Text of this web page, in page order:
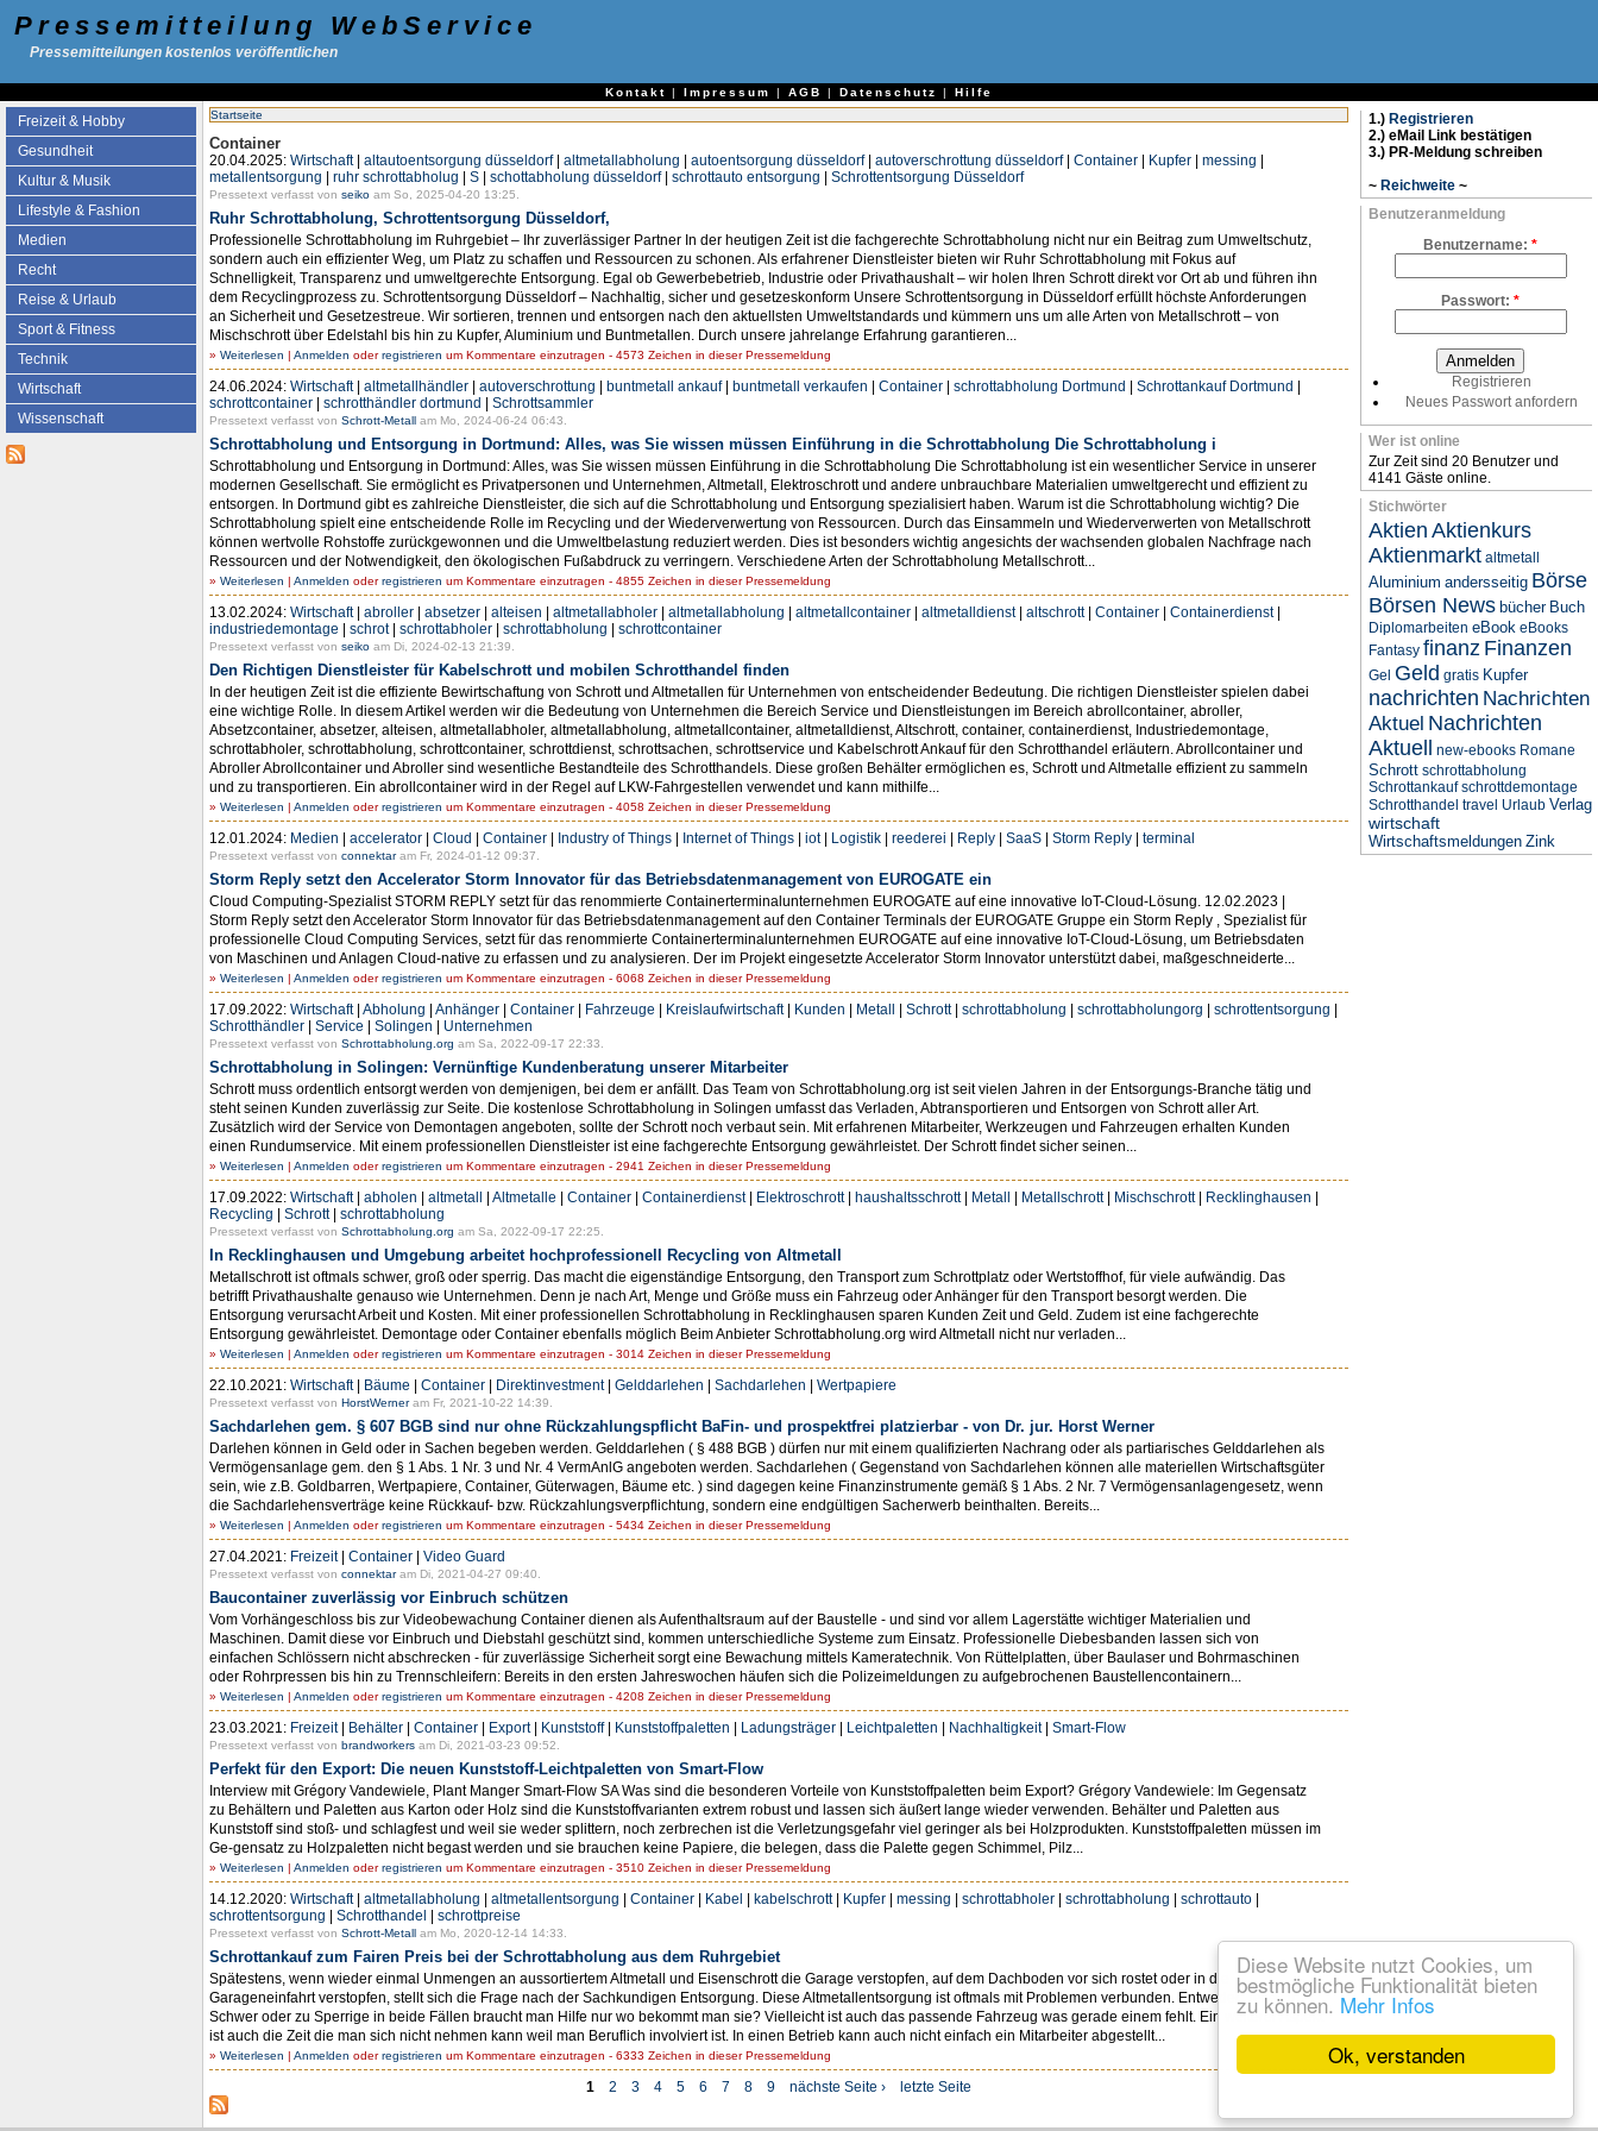
Ok, verstanden
Diese Website nutzt Cookies, um
bestmögliche Funktionalität bieten
zu können. Mehr Infos
Pressemitteilung WebService
Pressemitteilungen kostenlos veröffentlichen
Kontakt | Impressum | AGB | Datenschutz | Hilfe
Freizeit & Hobby
Gesundheit
Kultur & Musik
Lifestyle & Fashion
Medien
Recht
Reise & Urlaub
Sport & Fitness
Technik
Wirtschaft
Wissenschaft
Startseite
Container
20.04.2025: Wirtschaft| altautoentsorgung düsseldorf| altmetallabholung | autoentsorgung düsseldorf| autoverschrottung düsseldorf| Container | Kupfer | messing |
metallentsorgung | ruhr schrottabholug | S | schottabholung düsseldorf| schrottauto entsorgung | Schrottentsorgung Düsseldorf
Pressetext verfasst von seiko am So, 2025-04-20 13:25.
Ruhr Schrottabholung, Schrottentsorgung Düsseldorf,
Professionelle Schrottabholung im Ruhrgebiet – Ihr zuverlässiger Partner In der heutigen Zeit ist die fachgerechte Schrottabholung nicht nur ein Beitrag zum Umweltschutz,
sondern auch ein effizienter Weg, um Platz zu schaffen und Ressourcen zu schonen. Als erfahrener Dienstleister bieten wir Ruhr Schrottabholung mit Fokus auf
Schnelligkeit, Transparenz und umweltgerechte Entsorgung. Egal ob Gewerbebetrieb, Industrie oder Privathaushalt – wir holen Ihren Schrott direkt vor Ort ab und führen ihn
dem Recyclingprozess zu. Schrottentsorgung Düsseldorf – Nachhaltig, sicher und gesetzeskonform Unsere Schrottentsorgung in Düsseldorf erfüllt höchste Anforderungen
an Sicherheit und Gesetzestreue. Wir sortieren, trennen und entsorgen nach den aktuellsten Umweltstandards und kümmern uns um alle Arten von Metallschrott – von
Mischschrott über Edelstahl bis hin zu Kupfer, Aluminium und Buntmetallen. Durch unsere jahrelange Erfahrung garantieren...
» Weiterlesen | Anmelden oderregistrieren um Kommentare einzutragen - 4573 Zeichen in dieser Pressemeldung
24.06.2024: Wirtschaft| altmetallhändler | autoverschrottung | buntmetall ankauf| buntmetall verkaufen | Container | schrottabholung Dortmund | Schrottankauf Dortmund |
schrottcontainer | schrotthändler dortmund | Schrottsammler
Pressetext verfasst von Schrott-Metall am Mo, 2024-06-24 06:43.
Schrottabholung und Entsorgung in Dortmund: Alles, was Sie wissen müssen Einführung in die Schrottabholung Die Schrottabholung i
Schrottabholung und Entsorgung in Dortmund: Alles, was Sie wissen müssen Einführung in die Schrottabholung Die Schrottabholung ist ein wesentlicher Service in unserer
modernen Gesellschaft. Sie ermöglicht es Privatpersonen und Unternehmen, Altmetall, Elektroschrott und andere unbrauchbare Materialien umweltgerecht und effizient zu
entsorgen. In Dortmund gibt es zahlreiche Dienstleister, die sich auf die Schrottabholung und Entsorgung spezialisiert haben. Warum ist die Schrottabholung wichtig? Die
Schrottabholung spielt eine entscheidende Rolle im Recycling und der Wiederverwertung von Ressourcen. Durch das Einsammeln und Wiederverwerten von Metallschrott
können wertvolle Rohstoffe zurückgewonnen und die Umweltbelastung reduziert werden. Dies ist besonders wichtig angesichts der wachsenden globalen Nachfrage nach
Ressourcen und der Notwendigkeit, den ökologischen Fußabdruck zu verringern. Verschiedene Arten der Schrottabholung Metallschrott...
» Weiterlesen | Anmelden oderregistrieren um Kommentare einzutragen - 4855 Zeichen in dieser Pressemeldung
13.02.2024: Wirtschaft| abroller | absetzer | alteisen | altmetallabholer | altmetallabholung | altmetallcontainer | altmetalldienst| altschrott| Container | Containerdienst|
industriedemontage | schrot| schrottabholer | schrottabholung | schrottcontainer
Pressetext verfasst von seiko am Di, 2024-02-13 21:39.
Den Richtigen Dienstleister für Kabelschrott und mobilen Schrotthandel finden
In der heutigen Zeit ist die effiziente Bewirtschaftung von Schrott und Altmetallen für Unternehmen von entscheidender Bedeutung. Die richtigen Dienstleister spielen dabei
eine wichtige Rolle. In diesem Artikel werden wir die Bedeutung von Unternehmen die Bereich Service und Dienstleistungen im Bereich abrollcontainer, abroller,
Absetzcontainer, absetzer, alteisen, altmetallabholer, altmetallabholung, altmetallcontainer, altmetalldienst, Altschrott, container, containerdienst, Industriedemontage,
schrottabholer, schrottabholung, schrottcontainer, schrottdienst, schrottsachen, schrottservice und Kabelschrott Ankauf für den Schrotthandel erläutern. Abrollcontainer und
Abroller Abrollcontainer und Abroller sind wesentliche Bestandteile des Schrotthandels. Diese großen Behälter ermöglichen es, Schrott und Altmetalle effizient zu sammeln
und zu transportieren. Ein abrollcontainer wird in der Regel auf LKW-Fahrgestellen verwendet und kann mithilfe...
» Weiterlesen | Anmelden oderregistrieren um Kommentare einzutragen - 4058 Zeichen in dieser Pressemeldung
12.01.2024: Medien | accelerator | Cloud | Container | Industry of Things | Internet of Things | iot| Logistik | reederei | Reply | SaaS | Storm Reply | terminal
Pressetext verfasst von connektaram Fr, 2024-01-12 09:37.
Storm Reply setzt den Accelerator Storm Innovator für das Betriebsdatenmanagement von EUROGATE ein
Cloud Computing-Spezialist STORM REPLY setzt für das renommierte Containerterminalunternehmen EUROGATE auf eine innovative IoT-Cloud-Lösung. 12.02.2023 |
Storm Reply setzt den Accelerator Storm Innovator für das Betriebsdatenmanagement auf den Container Terminals der EUROGATE Gruppe ein Storm Reply , Spezialist für
professionelle Cloud Computing Services, setzt für das renommierte Containerterminalunternehmen EUROGATE auf eine innovative IoT-Cloud-Lösung, um Betriebsdaten
von Maschinen und Anlagen Cloud-native zu erfassen und zu analysieren. Der im Projekt eingesetzte Accelerator Storm Innovator unterstützt dabei, maßgeschneiderte...
» Weiterlesen | Anmelden oderregistrieren um Kommentare einzutragen - 6068 Zeichen in dieser Pressemeldung
17.09.2022: Wirtschaft| Abholung | Anhänger | Container | Fahrzeuge | Kreislaufwirtschaft| Kunden | Metall | Schrott| schrottabholung | schrottabholungorg | schrottentsorgung |
Schrotthändler | Service | Solingen | Unternehmen
Pressetext verfasst von Schrottabholung.org am Sa, 2022-09-17 22:33.
Schrottabholung in Solingen: Vernünftige Kundenberatung unserer Mitarbeiter
Schrott muss ordentlich entsorgt werden von demjenigen, bei dem er anfällt. Das Team von Schrottabholung.org ist seit vielen Jahren in der Entsorgungs-Branche tätig und
steht seinen Kunden zuverlässig zur Seite. Die kostenlose Schrottabholung in Solingen umfasst das Verladen, Abtransportieren und Entsorgen von Schrott aller Art.
Zusätzlich wird der Service von Demontagen angeboten, sollte der Schrott noch verbaut sein. Mit erfahrenen Mitarbeiter, Werkzeugen und Fahrzeugen erhalten Kunden
einen Rundumservice. Mit einem professionellen Dienstleister ist eine fachgerechte Entsorgung gewährleistet. Der Schrott findet sicher seinen...
» Weiterlesen | Anmelden oderregistrieren um Kommentare einzutragen - 2941 Zeichen in dieser Pressemeldung
17.09.2022: Wirtschaft| abholen | altmetall | Altmetalle | Container | Containerdienst| Elektroschrott| haushaltsschrott| Metall | Metallschrott| Mischschrott| Recklinghausen |
Recycling | Schrott| schrottabholung
Pressetext verfasst von Schrottabholung.org am Sa, 2022-09-17 22:25.
In Recklinghausen und Umgebung arbeitet hochprofessionell Recycling von Altmetall
Metallschrott ist oftmals schwer, groß oder sperrig. Das macht die eigenständige Entsorgung, den Transport zum Schrottplatz oder Wertstoffhof, für viele aufwändig. Das
betrifft Privathaushalte genauso wie Unternehmen. Denn je nach Art, Menge und Größe muss ein Fahrzeug oder Anhänger für den Transport besorgt werden. Die
Entsorgung verursacht Arbeit und Kosten. Mit einer professionellen Schrottabholung in Recklinghausen sparen Kunden Zeit und Geld. Zudem ist eine fachgerechte
Entsorgung gewährleistet. Demontage oder Container ebenfalls möglich Beim Anbieter Schrottabholung.org wird Altmetall nicht nur verladen...
» Weiterlesen | Anmelden oderregistrieren um Kommentare einzutragen - 3014 Zeichen in dieser Pressemeldung
22.10.2021: Wirtschaft| Bäume | Container | Direktinvestment| Gelddarlehen | Sachdarlehen | Wertpapiere
Pressetext verfasst von HorstWerneram Fr, 2021-10-22 14:39.
Sachdarlehen gem. § 607 BGB sind nur ohne Rückzahlungspflicht BaFin- und prospektfrei platzierbar - von Dr. jur. Horst Werner
Darlehen können in Geld oder in Sachen begeben werden. Gelddarlehen ( § 488 BGB ) dürfen nur mit einem qualifizierten Nachrang oder als partiarisches Gelddarlehen als
Vermögensanlage gem. den § 1 Abs. 1 Nr. 3 und Nr. 4 VermAnlG angeboten werden. Sachdarlehen ( Gegenstand von Sachdarlehen können alle materiellen Wirtschaftsgüter
sein, wie z.B. Goldbarren, Wertpapiere, Container, Güterwagen, Bäume etc. ) sind dagegen keine Finanzinstrumente gemäß § 1 Abs. 2 Nr. 7 Vermögensanlagengesetz, wenn
die Sachdarlehensverträge keine Rückkauf- bzw. Rückzahlungsverpflichtung, sondern eine endgültigen Sacherwerb beinthalten. Bereits...
» Weiterlesen | Anmelden oderregistrieren um Kommentare einzutragen - 5434 Zeichen in dieser Pressemeldung
27.04.2021: Freizeit| Container | Video Guard
Pressetext verfasst von connektaram Di, 2021-04-27 09:40.
Baucontainer zuverlässig vor Einbruch schützen
Vom Vorhängeschloss bis zur Videobewachung Container dienen als Aufenthaltsraum auf der Baustelle - und sind vor allem Lagerstätte wichtiger Materialien und
Maschinen. Damit diese vor Einbruch und Diebstahl geschützt sind, kommen unterschiedliche Systeme zum Einsatz. Professionelle Diebesbanden lassen sich von
einfachen Schlössern nicht abschrecken - für zuverlässige Sicherheit sorgt eine Bewachung mittels Kameratechnik. Von Rüttelplatten, über Baulaser und Bohrmaschinen
oder Rohrpressen bis hin zu Trennschleifern: Bereits in den ersten Jahreswochen häufen sich die Polizeimeldungen zu aufgebrochenen Baustellencontainern...
» Weiterlesen | Anmelden oderregistrieren um Kommentare einzutragen - 4208 Zeichen in dieser Pressemeldung
23.03.2021: Freizeit| Behälter | Container | Export| Kunststoff| Kunststoffpaletten | Ladungsträger | Leichtpaletten | Nachhaltigkeit| Smart-Flow
Pressetext verfasst von brandworkers am Di, 2021-03-23 09:52.
Perfekt für den Export: Die neuen Kunststoff-Leichtpaletten von Smart-Flow
Interview mit Grégory Vandewiele, Plant Manger Smart-Flow SA Was sind die besonderen Vorteile von Kunststoffpaletten beim Export? Grégory Vandewiele: Im Gegensatz
zu Behältern und Paletten aus Karton oder Holz sind die Kunststoffvarianten extrem robust und lassen sich äußert lange wieder verwenden. Behälter und Paletten aus
Kunststoff sind stoß- und schlagfest und weil sie weder splittern, noch zerbrechen ist die Verletzungsgefahr viel geringer als bei Holzprodukten. Kunststoffpaletten müssen im
Ge-gensatz zu Holzpaletten nicht begast werden und sie brauchen keine Papiere, die belegen, dass die Palette gegen Schimmel, Pilz...
» Weiterlesen | Anmelden oderregistrieren um Kommentare einzutragen - 3510 Zeichen in dieser Pressemeldung
14.12.2020: Wirtschaft| altmetallabholung | altmetallentsorgung | Container | Kabel | kabelschrott| Kupfer | messing | schrottabholer | schrottabholung | schrottauto |
schrottentsorgung | Schrotthandel | schrottpreise
Pressetext verfasst von Schrott-Metall am Mo, 2020-12-14 14:33.
Schrottankauf zum Fairen Preis bei der Schrottabholung aus dem Ruhrgebiet
Spätestens, wenn wieder einmal Unmengen an aussortiertem Altmetall und Eisenschrott die Garage verstopfen, auf dem Dachboden vor sich rostet oder in die
Garageneinfahrt verstopfen, stellt sich die Frage nach der Sachkundigen Entsorgung. Diese Altmetallentsorgung ist oftmals mit Problemen verbunden. Entweder, Teile zu
Schwer oder zu Sperrige in beide Fällen braucht man Hilfe nur wo bekommt man sie? Vielleicht ist auch das passende Fahrzeug was gerade einem fehlt. Ein weiterer Aspekt
ist auch die Zeit die man sich nicht nehmen kann weil man Beruflich involviert ist. In einen Betrieb kann auch nicht einfach ein Mitarbeiter abgestellt...
» Weiterlesen | Anmelden oderregistrieren um Kommentare einzutragen - 6333 Zeichen in dieser Pressemeldung
1 2 3 4 5 6 7 8 9 nächste Seite › letzte Seite
1.) Registrieren
2.) eMail Link bestätigen
3.) PR-Meldung schreiben
~ Reichweite ~
Benutzeranmeldung
Benutzername: *
Passwort: *
Registrieren
Neues Passwort anfordern
Wer ist online
Zur Zeit sind 20 Benutzer und
4141 Gäste online.
Stichwörter
Aktien Aktienkurs
Aktienmarkt altmetall
Aluminium andersseitig Börse
Börsen News bücher Buch
Diplomarbeiten eBook eBooks
Fantasy finanz Finanzen
Gel Geld gratis Kupfer
nachrichten Nachrichten
Aktuel Nachrichten
Aktuell
new-ebooks Romane
Schrott schrottabholung
Schrottankauf schrottdemontage
Schrotthandel travel Urlaub Verlag
wirtschaft
Wirtschaftsmeldungen Zink